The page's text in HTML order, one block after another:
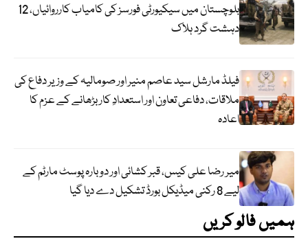
بلوچستان میں سیکیورٹی فورسز کی کامیاب کارروائیاں، 12
دہشت گرد ہلاک
فیلڈ مارشل سید عاصم منیر اور صومالیہ کے وزیر دفاع کی
ملاقات، دفاعی تعاون اور استعدادِ کار بڑھانے کے عزم کا
اعادہ
میر رضا علی کیس، قبر کشائی اور دوبارہ پوسٹ مارٹم کے
لیے 8 رکنی میڈیکل بورڈ تشکیل دے دیا گیا
ہمیں فالو کریں